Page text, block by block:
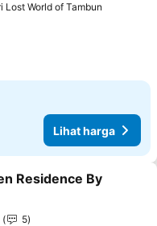
Lost World of Tambun
Lihat harga
ke favorit
Residence By
5